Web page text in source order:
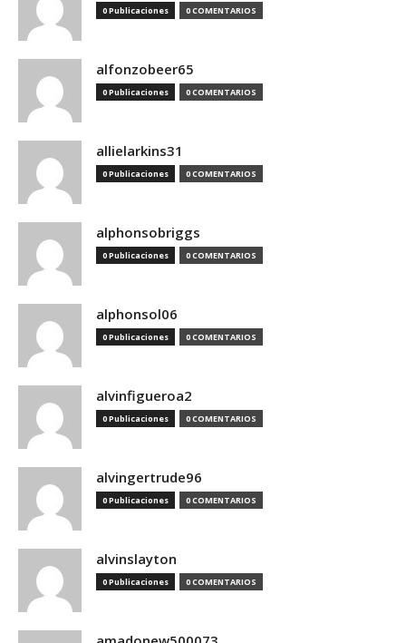
0 Publicaciones 0 COMENTARIOS
alfonzobeer65
0 Publicaciones 0 COMENTARIOS
allielarkins31
0 Publicaciones 0 COMENTARIOS
alphonsobriggs
0 Publicaciones 0 COMENTARIOS
alphonsol06
0 Publicaciones 0 COMENTARIOS
alvinfigueroa2
0 Publicaciones 0 COMENTARIOS
alvingertrude96
0 Publicaciones 0 COMENTARIOS
alvinslayton
0 Publicaciones 0 COMENTARIOS